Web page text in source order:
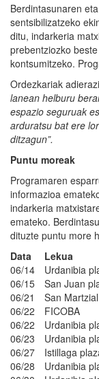
Berdintasunaren
sentsibilizatzeko
ditu, indarkeria
prebentziozko
kontsumitzeko.
Ordezkariak
lanean helburu
espazio seguruak
arduratsu bat ere
ditzagun”.
Puntu moreak
Programaren
informazioa
indarkeria
emateko.
dituzte puntu more
Data
Lekua
06/14
Urdanibia
06/15
San Juan
06/21
San
06/22
FICOBA
06/22
Urdanibia
06/23
Urdanibia
06/27
Istillaga
06/28
Urdanibia